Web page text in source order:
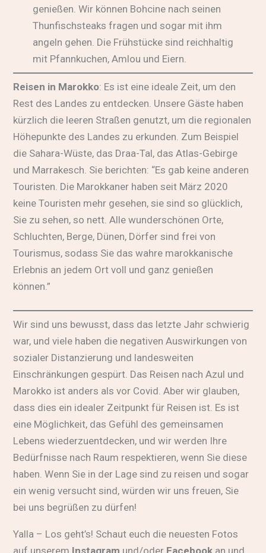
genießen. Wir können Bohcine nach seinen
Thunfischsteaks fragen und sogar mit ihm
angeln gehen. Die Frühstücke sind reichhaltig
mit Pfannkuchen, Amlou und Eiern.
Reisen in Marokko: Es ist eine ideale Zeit, um den
Rest des Landes zu entdecken. Unsere Gäste haben
kürzlich die leeren Straßen genutzt, um die regionalen
Höhepunkte des Landes zu erkunden. Zum Beispiel
die Sahara-Wüste, das Draa-Tal, das Atlas-Gebirge
und Marrakesch. Sie berichten: “Es gab keine anderen
Touristen. Die Marokkaner haben seit März 2020
keine Touristen mehr gesehen, sie sind so glücklich,
Sie zu sehen, so nett. Alle wunderschönen Orte,
Schluchten, Berge, Dünen, Dörfer sind frei von
Tourismus, sodass Sie das wahre marokkanische
Erlebnis an jedem Ort voll und ganz genießen
können.”
Wir sind uns bewusst, dass das letzte Jahr schwierig
war, und viele haben die negativen Auswirkungen von
sozialer Distanzierung und landesweiten
Einschränkungen gespürt. Das Reisen nach Azul und
Marokko ist anders als vor Covid. Aber wir glauben,
dass dies ein idealer Zeitpunkt für Reisen ist. Es ist
eine Möglichkeit, das Gefühl des gemeinsamen
Lebens wiederzuentdecken, und wir werden Ihre
Bedürfnisse nach Raum respektieren, wenn Sie diese
haben. Wenn Sie in der Lage sind zu reisen und sogar
ein wenig versucht sind, würden wir uns freuen, Sie
bei uns begrüßen zu dürfen!
Yalla – Los geht’s! Schaut euch die neuesten Fotos
auf unserem Instagram und/oder Facebook an und